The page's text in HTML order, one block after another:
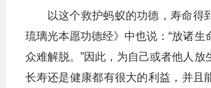
以这个救护蚂蚁的功德，寿命得
琉璃光本愿功德经》中也说：“放诸生
众难解脱。”因此，为自己或者他人放
长寿还是健康都有很大的利益，并且